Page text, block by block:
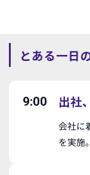
とある一日
9:00 出社
会社に
を実施。